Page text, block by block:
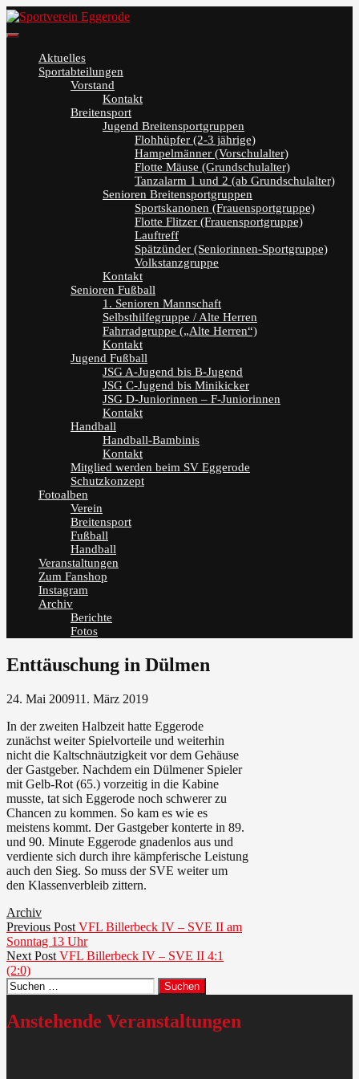
Skip
to
Aktuelles
Sportabteilungen
Vorstand
Kontakt
Breitensport
Jugend Breitensportgruppen
Flohhüpfer (2-3 jährige)
Hampelmänner (Vorschulalter)
Flotte Mäuse (Grundschulalter)
Tanzalarm 1 und 2 (ab Grundschulalter)
Senioren Breitensportgruppen
Sportskanonen (Frauensportgruppe)
Flotte Flitzer (Frauensportgruppe)
Lauftreff
Spätzünder (Seniorinnen-Sportgruppe)
Volkstanzgruppe
Kontakt
Senioren Fußball
1. Senioren Mannschaft
Selbsthilfegruppe / Alte Herren
Fahrradgruppe („Alte Herren“)
Kontakt
Jugend Fußball
JSG A-Jugend bis B-Jugend
JSG C-Jugend bis Minikicker
JSG D-Juniorinnen – F-Juniorinnen
Kontakt
Handball
Handball-Bambinis
Kontakt
Mitglied werden beim SV Eggerode
Schutzkonzept
Fotoalben
Verein
Breitensport
Fußball
Handball
Veranstaltungen
Zum Fanshop
Instagram
Archiv
Berichte
Fotos
Enttäuschung in Dülmen
24. Mai 200911. März 2019
In der zweiten Halbzeit hatte Eggerode
zunächst weiter Spielvorteile und weiterhin
nicht die Kaltschnäutzigkeit vor dem Gehäuse
der Gastgeber. Nachdem ein Dülmener Spieler
mit Gelb-Rot (65.) vorzeitig in die Kabine
musste, tat sich Eggerode noch schwerer zu
Chancen zu kommen. So kam es wie es
meistens kommt. Der Gastgeber konterte in 89.
und 90. Minute Eggerode gnadenlos aus und
verdiente sich durch ihre kämpferische Leistung
auch den Sieg. So muss der SVE weiter um
den Klassenverbleib zittern.
Archiv
Beitragsnavigation
Previous Post Previous
post:
VFL Billerbeck IV – SVE II am
Sonntag 13 Uhr
Next Post Next
VFL Billerbeck IV – SVE II 4:1
(2:0)
Suchen
nach:
Anstehende Veranstaltungen